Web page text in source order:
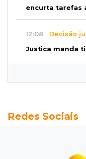
encurta tarefas
12:08 Decisão
Justiça manda
nunca teve nome
Vereadora é
Redes Sociais